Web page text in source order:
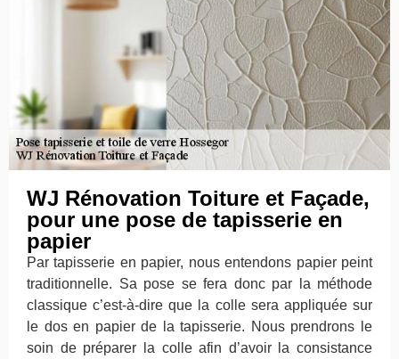
WJ Rénovation Toiture et Façade,
pour une pose de tapisserie en
papier
Par tapisserie en papier, nous entendons papier peint
traditionnelle. Sa pose se fera donc par la méthode
classique c’est-à-dire que la colle sera appliquée sur
le dos en papier de la tapisserie. Nous prendrons le
soin de préparer la colle afin d’avoir la consistance